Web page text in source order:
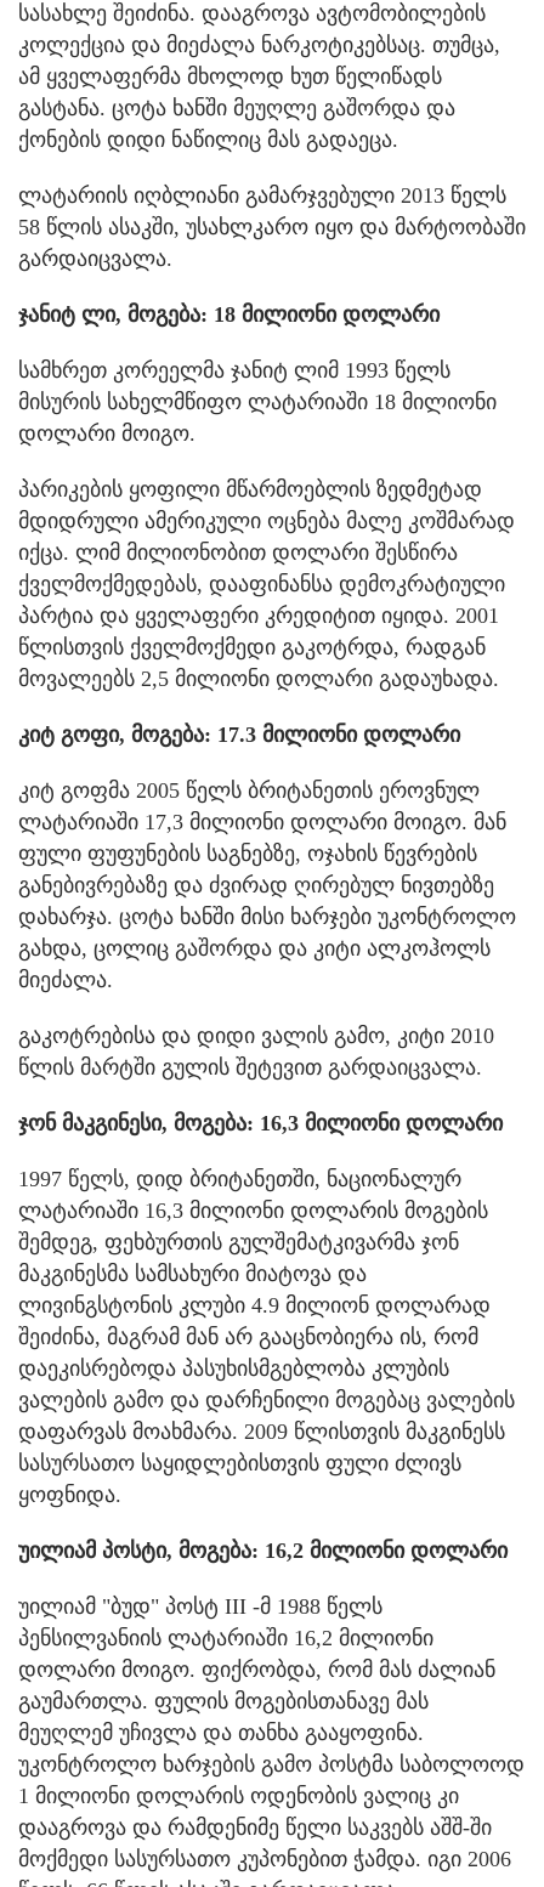
სასახლე შეიძინა. დააგროვა ავტომობილების
კოლექცია და მიეძალა ნარკოტიკებსაც. თუმცა,
ამ ყველაფერმა მხოლოდ ხუთ წელიწადს
გასტანა. ცოტა ხანში მეუღლე გაშორდა და
ქონების დიდი ნაწილიც მას გადაეცა.
ლატარიის იღბლიანი გამარჯვებული 2013 წელს
58 წლის ასაკში, უსახლკარო იყო და მარტოობაში
გარდაიცვალა.
ჯანიტ ლი, მოგება: 18 მილიონი დოლარი
სამხრეთ კორეელმა ჯანიტ ლიმ 1993 წელს
მისურის სახელმწიფო ლატარიაში 18 მილიონი
დოლარი მოიგო.
პარიკების ყოფილი მწარმოებლის ზედმეტად
მდიდრული ამერიკული ოცნება მალე კოშმარად
იქცა. ლიმ მილიონობით დოლარი შესწირა
ქველმოქმედებას, დააფინანსა დემოკრატიული
პარტია და ყველაფერი კრედიტით იყიდა. 2001
წლისთვის ქველმოქმედი გაკოტრდა, რადგან
მოვალეებს 2,5 მილიონი დოლარი გადაუხადა.
კიტ გოფი, მოგება: 17.3 მილიონი დოლარი
კიტ გოფმა 2005 წელს ბრიტანეთის ეროვნულ
ლატარიაში 17,3 მილიონი დოლარი მოიგო. მან
ფული ფუფუნების საგნებზე, ოჯახის წევრების
განებივრებაზე და ძვირად ღირებულ ნივთებზე
დახარჯა. ცოტა ხანში მისი ხარჯები უკონტროლო
გახდა, ცოლიც გაშორდა და კიტი ალკოჰოლს
მიეძალა.
გაკოტრებისა და დიდი ვალის გამო, კიტი 2010
წლის მარტში გულის შეტევით გარდაიცვალა.
ჯონ მაკგინესი, მოგება: 16,3 მილიონი დოლარი
1997 წელს, დიდ ბრიტანეთში, ნაციონალურ
ლატარიაში 16,3 მილიონი დოლარის მოგების
შემდეგ, ფეხბურთის გულშემატკივარმა ჯონ
მაკგინესმა სამსახური მიატოვა და
ლივინგსტონის კლუბი 4.9 მილიონ დოლარად
შეიძინა, მაგრამ მან არ გააცნობიერა ის, რომ
დაეკისრებოდა პასუხისმგებლობა კლუბის
ვალების გამო და დარჩენილი მოგებაც ვალების
დაფარვას მოახმარა. 2009 წლისთვის მაკგინესს
სასურსათო საყიდლებისთვის ფული ძლივს
ყოფნიდა.
უილიამ პოსტი, მოგება: 16,2 მილიონი დოლარი
უილიამ "ბუდ" პოსტ III -მ 1988 წელს
პენსილვანიის ლატარიაში 16,2 მილიონი
დოლარი მოიგო. ფიქრობდა, რომ მას ძალიან
გაუმართლა. ფულის მოგებისთანავე მას
მეუღლემ უჩივლა და თანხა გააყოფინა.
უკონტროლო ხარჯების გამო პოსტმა საბოლოოდ
1 მილიონი დოლარის ოდენობის ვალიც კი
დააგროვა და რამდენიმე წელი საკვებს აშშ-ში
მოქმედი სასურსათო კუპონებით ჭამდა. იგი 2006